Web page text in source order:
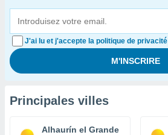
J'ai lu et j'accepte la politique de privacité
Principales villes
Alhaurín el Grande